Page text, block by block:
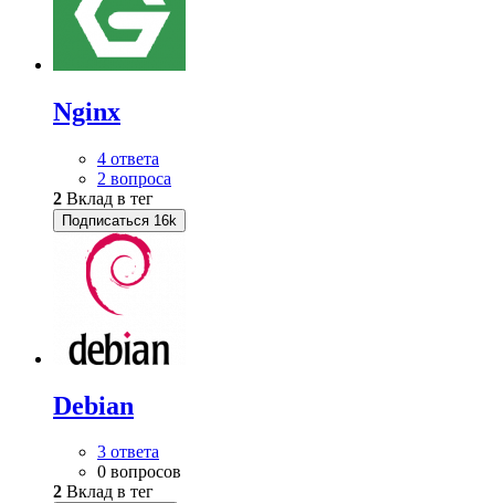
Nginx
4 ответа
2 вопроса
2 Вклад в тег
Подписаться 16k
Debian
3 ответа
0 вопросов
2 Вклад в тег